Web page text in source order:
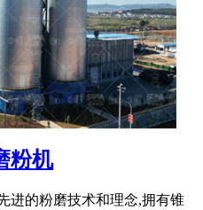
粉机
进的粉磨技术和理念,拥有锥